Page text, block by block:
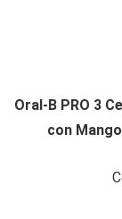
Oral-B PRO 3
con